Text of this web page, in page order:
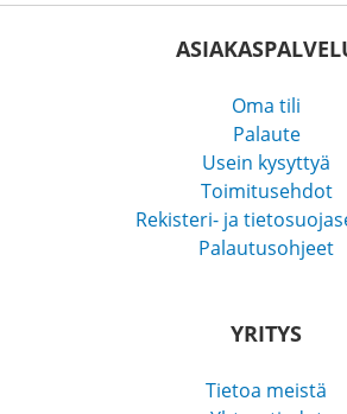
Oma tili
Palaute
Usein kysyttyä
Toimitusehdot
Rekisteri- ja
Palautusohjeet
YRITYS
Tietoa meistä